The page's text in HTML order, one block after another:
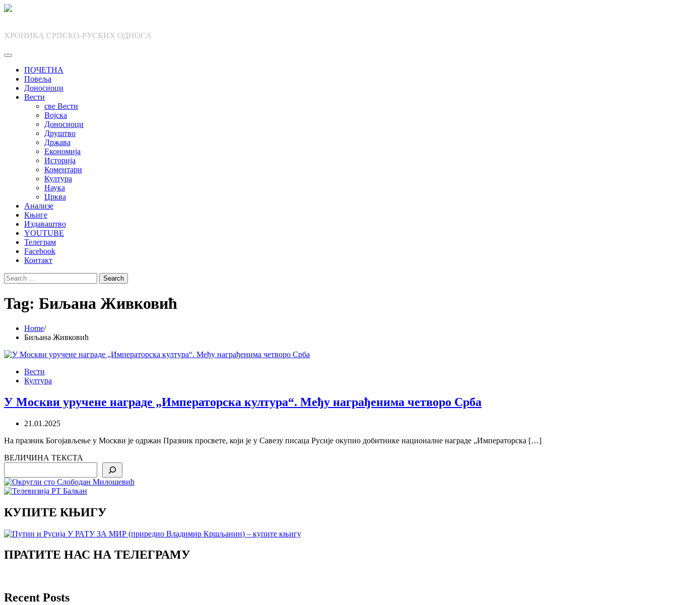
Skip
ХРОНИКА СРПСКО-РУСКИХ ОДНОСА
ПОЧЕТНА
Повеља
Доносиоци
Вести
све Вести
Војска
Доносиоци
Друштво
Држава
Економија
Историја
Коментари
Култура
Наука
Црква
Анализе
Књиге
Издаваштво
YOUTUBE
Телеграм
Facebook
Контакт
Search
for:
Tag: Биљана Живковић
Home
Биљана Живковић
Вести
Култура
У Москви уручене награде „Императорска култура“. Међу награђенима четворо Срба
21.01.2025
На празник Богојављење у Москви је одржан Празник просвете, који је у Савезу писаца Русије окупио добитнике националне награде „Императорска […]
ВЕЛИЧИНА ТЕКСТА
КУПИТЕ КЊИГУ
ПРАТИТЕ НАС НА ТЕЛЕГРАМУ
Recent Posts